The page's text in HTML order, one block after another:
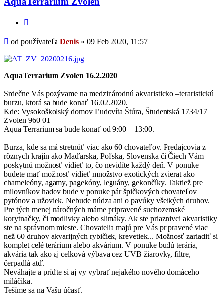
Denis
Príspevok
od používateľa Denis » 09 Feb 2020, 11:57
AquaTerrarium Zvolen 16.2.2020
Srdečne Vás pozývame na medzinárodnú akvaristicko –teraristickú
burzu, ktorá sa bude konať 16.02.2020.
Kde: Vysokoškolský domov Ľudovíta Štúra, Študentská 1734/17
Zvolen 960 01
Aqua Terrarium sa bude konať od 9:00 – 13:00.
Burza, kde sa má stretnúť viac ako 60 chovateľov. Predajcovia z
rôznych krajín ako Maďarska, Poľska, Slovenska či Čiech Vám
poskytnú možnosť vidieť to, čo nevidíte každý deň. V ponuke
budete mať možnosť vidieť množstvo exotických zvierat ako
chameleóny, agamy, pagekóny, leguány, gekončíky. Taktiež pre
milovníkov hadov bude v ponuke pár špičkových chovateľov
pytónov a užoviek. Nebude núdza ani o pavúky všetkých druhov.
Pre tých menej náročných máme pripravené suchozemské
korytnačky, či modlivky alebo slimáky. Ak ste priaznivci akvaristiky
ste na správnom mieste. Chovatelia majú pre Vás pripravené viac
než 60 druhov akvarijných rybičiek, krevetiek... Možnosť zariadiť si
komplet celé terárium alebo akvárium. V ponuke budú terária,
akvária tak ako aj celková výbava cez UVB žiarovky, filtre,
čerpadlá atď.
Neváhajte a príďte si aj vy vybrať nejakého nového domáceho
miláčika.
Tešíme sa na Vašu účasť.